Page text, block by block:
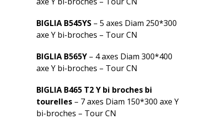
BIGLIA B545YS – 5 axes Diam 250*300
axe Y bi-broches – Tour CN
BIGLIA B565Y – 4 axes Diam 300*400
axe Y bi-broches – Tour CN
BIGLIA B465 T2 Y bi broches bi
tourelles – 7 axes Diam 150*300 axe Y
bi-broches – Tour CN